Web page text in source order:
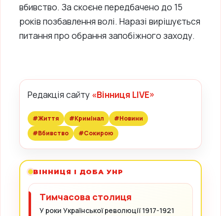
вбивство. За скоєне передбачено до 15
років позбавлення волі. Наразі вирішується
питання про обрання запобіжного заходу.
Редакція сайту «Вінниця LIVE»
#Життя #Кримінал
#Новини
#Вбивство
#Сокирою
ВІННИЦЯ І ДОБА УНР
Тимчасова столиця
У роки Української революції 1917-1921